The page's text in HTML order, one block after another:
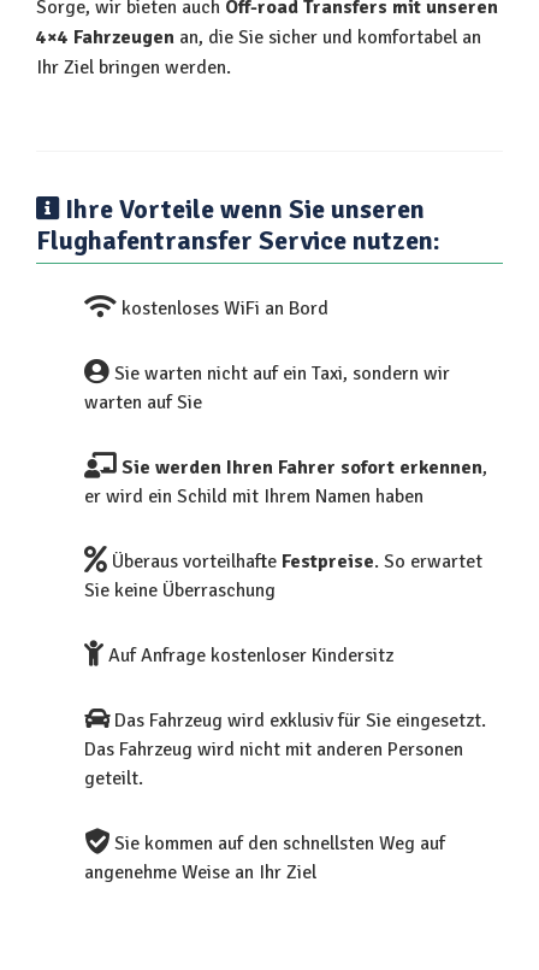
Sorge, wir bieten auch Off-road Transfers mit unseren
4×4 Fahrzeugen an, die Sie sicher und komfortabel an
Ihr Ziel bringen werden.
Ihre Vorteile wenn Sie unseren
Flughafentransfer Service nutzen:
kostenloses WiFi an Bord
Sie warten nicht auf ein Taxi, sondern wir
warten auf Sie
Sie werden Ihren Fahrer sofort erkennen,
er wird ein Schild mit Ihrem Namen haben
Überaus vorteilhafte Festpreise. So erwartet
Sie keine Überraschung
Auf Anfrage kostenloser Kindersitz
Das Fahrzeug wird exklusiv für Sie eingesetzt.
Das Fahrzeug wird nicht mit anderen Personen
geteilt.
Sie kommen auf den schnellsten Weg auf
angenehme Weise an Ihr Ziel